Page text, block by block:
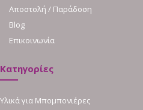
Αποστολή / Παράδοση
Blog
Επικοινωνία
Κατηγορίες
Υλικά για Μπομπονιέρες